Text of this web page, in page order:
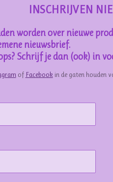
INSCHRIJVEN
worden over nieuwe
nieuwsbrief.
Schrijf je dan (ook) in
of Facebook in de gaten houden